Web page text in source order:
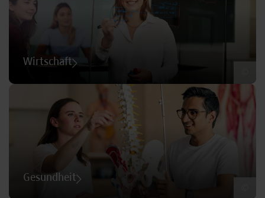
Wirtschaft
Gesundheit